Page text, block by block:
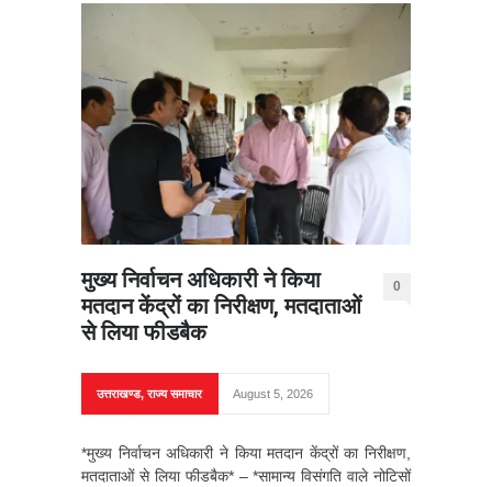
मुख्य निर्वाचन अधिकारी ने किया
मतदान केंद्रों का निरीक्षण, मतदाताओं
से लिया फीडबैक
0
उत्तराखण्ड,राज्य समाचार August 5, 2026
*मुख्य निर्वाचन अधिकारी ने किया मतदान केंद्रों का निरीक्षण,
मतदाताओं से लिया फीडबैक* – *सामान्य विसंगति वाले नोटिसों